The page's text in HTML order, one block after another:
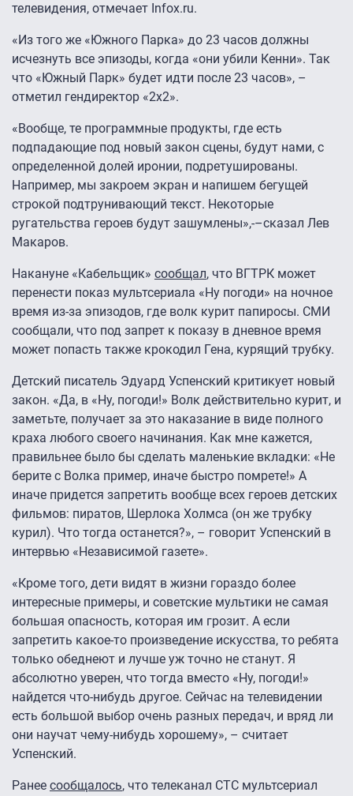
телевидения, отмечает Infox.ru.
«Из того же «Южного Парка» до 23 часов должны
исчезнуть все эпизоды, когда «они убили Кенни». Так
что «Южный Парк» будет идти после 23 часов», –
отметил гендиректор «2х2».
«Вообще, те программные продукты, где есть
подпадающие под новый закон сцены, будут нами, с
определенной долей иронии, подретушированы.
Например, мы закроем экран и напишем бегущей
строкой подтрунивающий текст. Некоторые
ругательства героев будут зашумлены»,-–сказал Лев
Макаров.
Накануне «Кабельщик» сообщал, что ВГТРК может
перенести показ мультсериала «Ну погоди» на ночное
время из-за эпизодов, где волк курит папиросы. СМИ
сообщали, что под запрет к показу в дневное время
может попасть также крокодил Гена, курящий трубку.
Детский писатель Эдуард Успенский критикует новый
закон. «Да, в «Ну, погоди!» Волк действительно курит, и
заметьте, получает за это наказание в виде полного
краха любого своего начинания. Как мне кажется,
правильнее было бы сделать маленькие вкладки: «Не
берите с Волка пример, иначе быстро помрете!» А
иначе придется запретить вообще всех героев детских
фильмов: пиратов, Шерлока Холмса (он же трубку
курил). Что тогда останется?», – говорит Успенский в
интервью «Независимой газете».
«Кроме того, дети видят в жизни гораздо более
интересные примеры, и советские мультики не самая
большая опасность, которая им грозит. А если
запретить какое-то произведение искусства, то ребята
только обеднеют и лучше уж точно не станут. Я
абсолютно уверен, что тогда вместо «Ну, погоди!»
найдется что-нибудь другое. Сейчас на телевидении
есть большой выбор очень разных передач, и вряд ли
они научат чему-нибудь хорошему», – считает
Успенский.
Ранее сообщалось, что телеканал СТС мультсериал